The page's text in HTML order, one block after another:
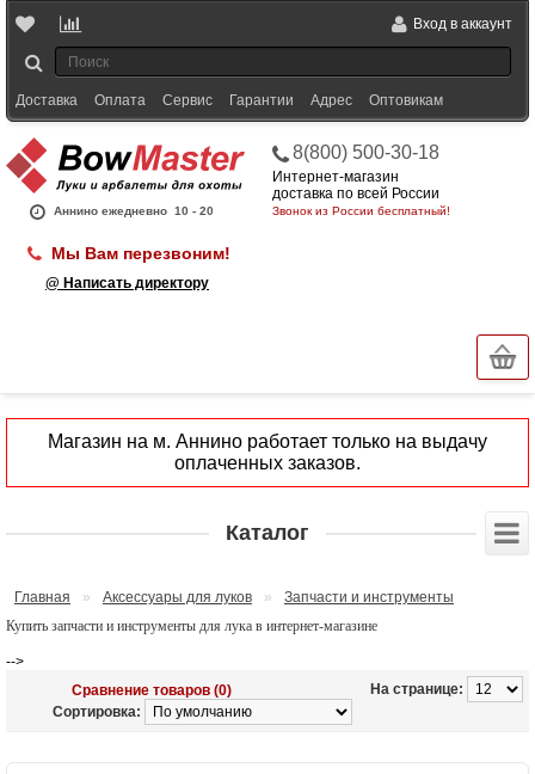
Вход в аккаунт
Доставка Оплата Сервис Гарантии Адрес Оптовикам
Аннино ежедневно 10 - 20
8(800) 500-30-18
Интернет-магазин
доставка по всей России
Звонок из России бесплатный!
Мы Вам перезвоним!
@ Написать директору
Магазин на м. Аннино работает только на выдачу
оплаченных заказов.
Каталог
Главная » Аксессуары для луков »
Запчасти и инструменты
Купить запчасти и инструменты для лука в интернет-магазине
-->
На странице:
Сравнение товаров (0)
Сортировка: